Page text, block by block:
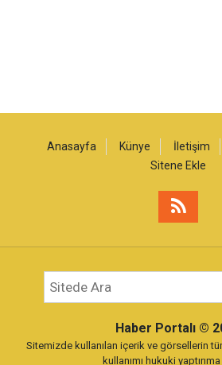
Anasayfa Künye İletişim
Sitene Ekle
Haber Portalı ©
Sitemizde kullanılan içerik ve görsellerin
kullanımı hukuki